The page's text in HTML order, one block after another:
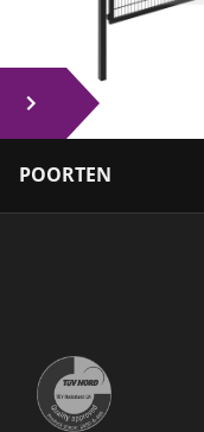
POORTEN